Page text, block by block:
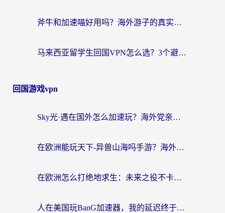
斧牛和加速喵好用吗？海外游子的真实选择困境
马来西亚留学生回国VPN怎么选？3个避坑点+1款实测好用的加速器推荐
回国游戏vpn
Sky光·遇在国外怎么加速玩？海外党亲测有效的国服游戏加速指南
在欧洲能玩天下-异兽山海吗手游？海外玩家的加速器生存指南
在欧洲怎么打绝地求生：未来之役不卡？留学生亲测的加速器避坑指南
人在美国玩BanG加速器，我的延迟终于绿了